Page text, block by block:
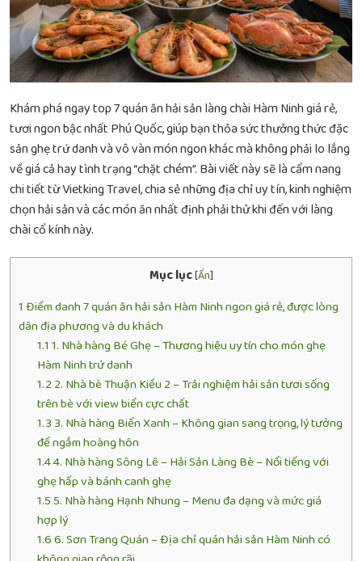
Khám phá ngay top 7 quán ăn hải sản làng chài Hàm Ninh giá rẻ,
tươi ngon bậc nhất Phú Quốc, giúp bạn thỏa sức thưởng thức đặc
sản ghẹ trứ danh và vô vàn món ngon khác mà không phải lo lắng
về giá cả hay tình trạng “chặt chém”. Bài viết này sẽ là cẩm nang
chi tiết từ Vietking Travel, chia sẻ những địa chỉ uy tín, kinh nghiệm
chọn hải sản và các món ăn nhất định phải thử khi đến với làng
chài cổ kính này.
Mục lục[Ẩn]
1 Điểm danh 7 quán ăn hải sản Hàm Ninh ngon giá rẻ, được lòng
dân địa phương và du khách
1.1 1. Nhà hàng Bé Ghẹ – Thương hiệu uy tín cho món ghẹ
Hàm Ninh trứ danh
1.2 2. Nhà bè Thuận Kiều 2 – Trải nghiệm hải sản tươi sống
trên bè với view biển cực chất
1.3 3. Nhà hàng Biển Xanh – Không gian sang trọng, lý tưởng
để ngắm hoàng hôn
1.44. Nhà hàng Sông Lê – Hải Sản Làng Bè – Nổi tiếng với
ghẹ hấp và bánh canh ghẹ
1.5 5. Nhà hàng Hạnh Nhung – Menu đa dạng và mức giá
hợp lý
1.66. Sơn Trang Quán – Địa chỉ quán hải sản Hàm Ninh có